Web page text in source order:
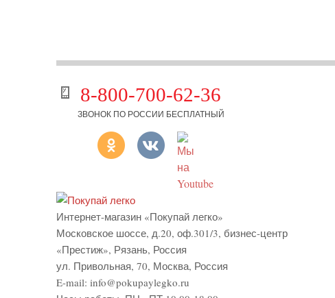
8-800-700-62-36
ЗВОНОК ПО РОССИИ БЕСПЛАТНЫЙ
Интернет-магазин «Покупай легко»
Московское шоссе, д.20, оф.301/3, бизнес-центр
«Престиж», Рязань, Россия
ул. Привольная, 70, Москва, Россия
E-mail: info@pokupaylegko.ru